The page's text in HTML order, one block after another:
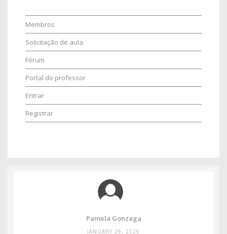
Membros
Solicitação de aula
Fórum
Portal do professor
Entrar
Registrar
Pamela Gonzaga
JANUARY 26, 2026